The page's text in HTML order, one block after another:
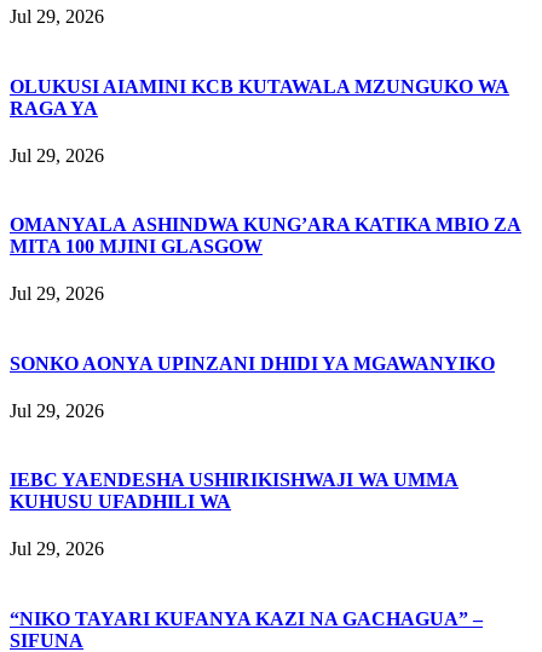
Jul 29, 2026
OLUKUSI AIAMINI KCB KUTAWALA MZUNGUKO WA
RAGA YA
Jul 29, 2026
OMANYALA ASHINDWA KUNG’ARA KATIKA MBIO ZA
MITA 100 MJINI GLASGOW
Jul 29, 2026
SONKO AONYA UPINZANI DHIDI YA MGAWANYIKO
Jul 29, 2026
IEBC YAENDESHA USHIRIKISHWAJI WA UMMA
KUHUSU UFADHILI WA
Jul 29, 2026
“NIKO TAYARI KUFANYA KAZI NA GACHAGUA” –
SIFUNA